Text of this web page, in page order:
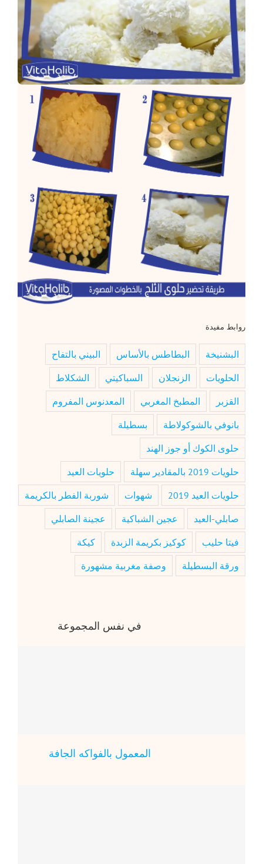
روابط مفيدة
البشنيخة البطاطس بالأساس
البيني بالتفاح
الحلويات
الزنجلان السباكيتي
الشكلاط
القزبر
المطبخ المغربي
المعدنوس المفروم
بانوفي بالشوكولاطة
بسطيلة
حلوى الكوك أو جوز الهند
حلويات 2019 بالمقادير سهلة
حلويات العيد
حلويات العيد 2019
شهوات
شوربة الفطر بالكريمة
صابلي-العيد
عجين الشباكية
عجينة الصابلي
فيتا حليب
كوكيز بكريمة الزبدة
كيكة
ورقة البسطيلة
وصفة مغربية مشهورة
في نفس المجموعة
المعمول بالفواكه الجافة